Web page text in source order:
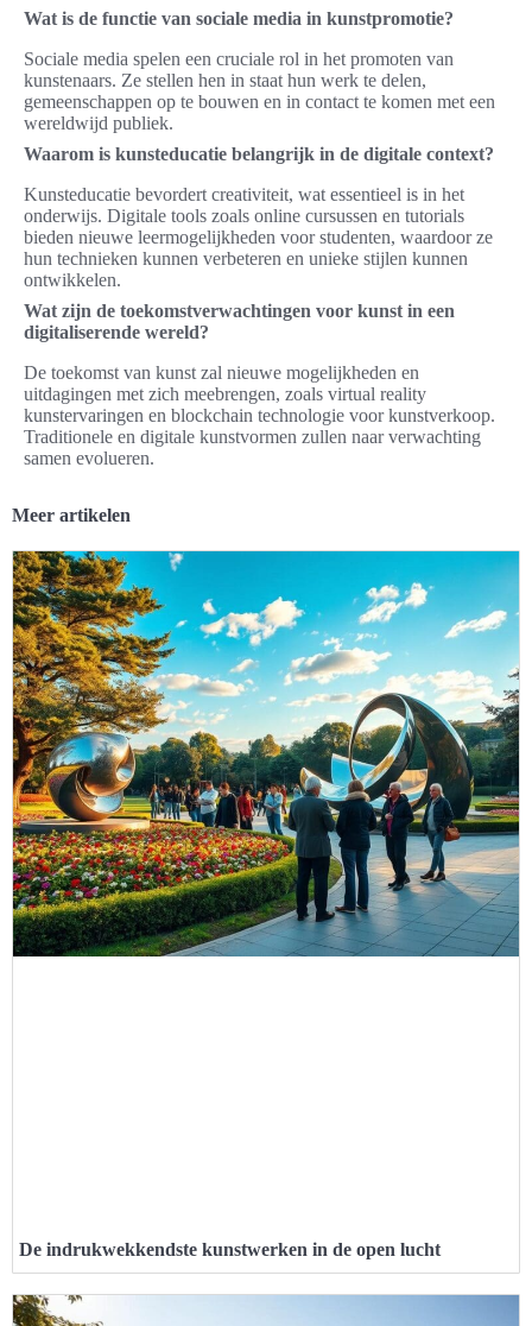
Wat is de functie van sociale media in kunstpromotie?
Sociale media spelen een cruciale rol in het promoten van
kunstenaars. Ze stellen hen in staat hun werk te delen,
gemeenschappen op te bouwen en in contact te komen met een
wereldwijd publiek.
Waarom is kunsteducatie belangrijk in de digitale context?
Kunsteducatie bevordert creativiteit, wat essentieel is in het
onderwijs. Digitale tools zoals online cursussen en tutorials
bieden nieuwe leermogelijkheden voor studenten, waardoor ze
hun technieken kunnen verbeteren en unieke stijlen kunnen
ontwikkelen.
Wat zijn de toekomstverwachtingen voor kunst in een
digitaliserende wereld?
De toekomst van kunst zal nieuwe mogelijkheden en
uitdagingen met zich meebrengen, zoals virtual reality
kunstervaringen en blockchain technologie voor kunstverkoop.
Traditionele en digitale kunstvormen zullen naar verwachting
samen evolueren.
Meer artikelen
De indrukwekkendste kunstwerken in de open lucht